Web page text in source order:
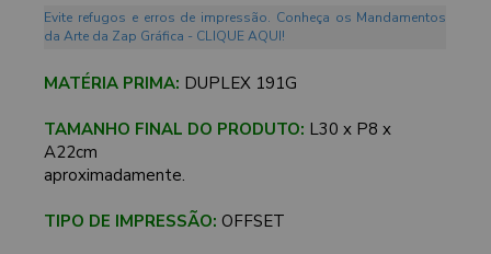
Evite refugos e erros de impressão. Conheça os Mandamentos
da Arte da Zap Gráfica - CLIQUE AQUI!
MATÉRIA PRIMA: DUPLEX 191G
TAMANHO FINAL DO PRODUTO: L30 x P8 x
A22cm
aproximadamente.
TIPO DE IMPRESSÃO: OFFSET